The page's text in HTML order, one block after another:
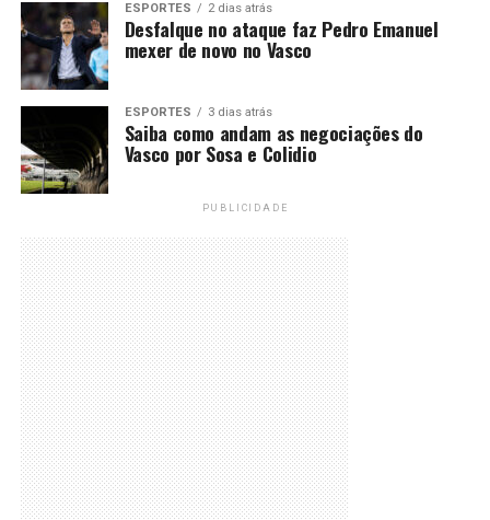
ESPORTES 2 dias atrás
Desfalque no ataque faz Pedro Emanuel
mexer de novo no Vasco
ESPORTES 3 dias atrás
Saiba como andam as negociações do
Vasco por Sosa e Colidio
PUBLICIDADE